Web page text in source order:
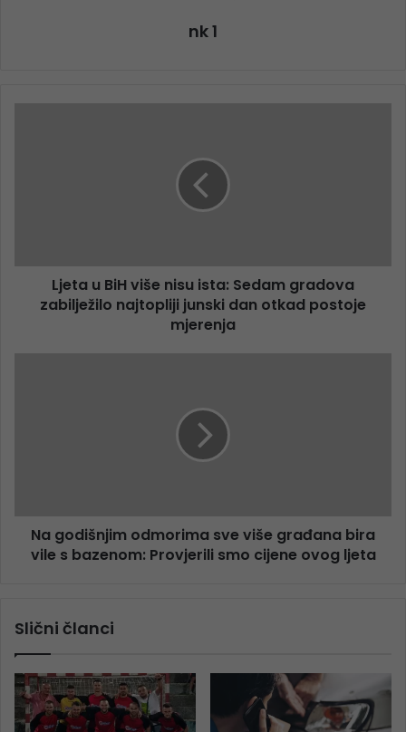
nk 1
Ljeta u BiH više nisu ista: Sedam gradova
zabilježilo najtopliji junski dan otkad postoje
mjerenja
Na godišnjim odmorima sve više građana bira
vile s bazenom: Provjerili smo cijene ovog ljeta
Slični članci